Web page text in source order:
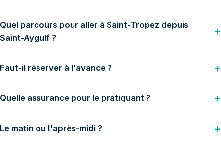
Quel parcours pour aller à Saint-Tropez depuis
Saint-Aygulf ?
Faut-il réserver à l'avance ?
Quelle assurance pour le pratiquant ?
Le matin ou l'après-midi ?